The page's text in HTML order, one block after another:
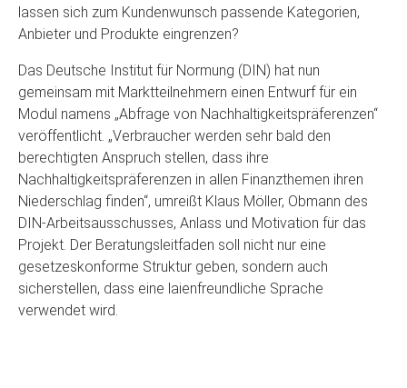
lassen sich zum Kundenwunsch passende Kategorien,
Anbieter und Produkte eingrenzen?
Das Deutsche Institut für Normung (DIN) hat nun
gemeinsam mit Marktteilnehmern einen Entwurf für ein
Modul namens „Abfrage von Nachhaltigkeitspräferenzen“
veröffentlicht. „Verbraucher werden sehr bald den
berechtigten Anspruch stellen, dass ihre
Nachhaltigkeitspräferenzen in allen Finanzthemen ihren
Niederschlag finden“, umreißt Klaus Möller, Obmann des
DIN-Arbeitsausschusses, Anlass und Motivation für das
Projekt. Der Beratungsleitfaden soll nicht nur eine
gesetzeskonforme Struktur geben, sondern auch
sicherstellen, dass eine laienfreundliche Sprache
verwendet wird.